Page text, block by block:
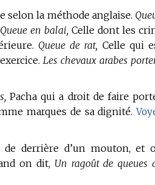
selon la méthode anglaise.
Queue en balai, Celle dont les
Queue de rat, Celle qui
Les chevaux arabes
Pacha qui a droit de faire
marques de sa dignité.
derrière d’un mouton, et
on dit, Un ragoût de queues